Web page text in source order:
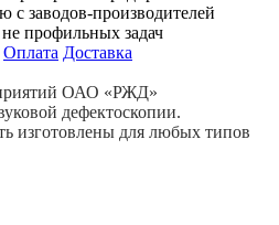
с заводов-производителей
профильных задач
Оплата Доставка
ОАО «РЖД»
дефектоскопии.
изготовлены для любых типов